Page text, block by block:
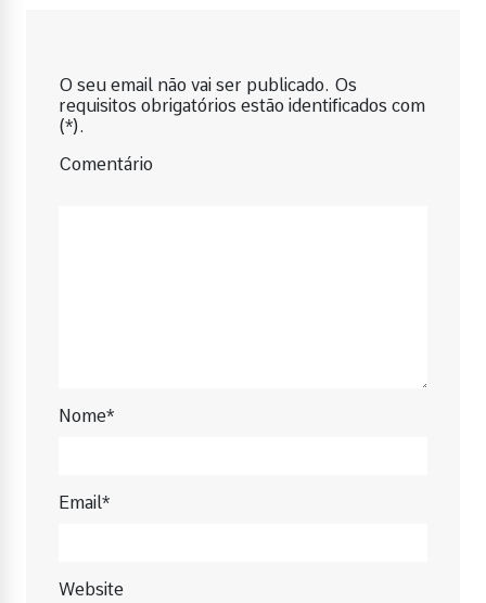
O seu email não vai ser publicado. Os
requisitos obrigatórios estão identificados com
(*).
Comentário
Nome*
Email*
Website